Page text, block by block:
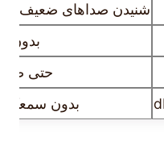
شنیدن صداهای ضعیف
بدون
حتی
بدون سمعک